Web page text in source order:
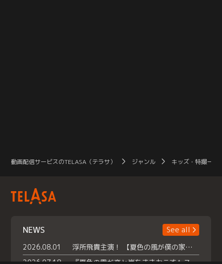
動画配信サービスのTELASA（テラサ） ジャンル キッズ・特撮一覧
NEWS
See all
2026.08.01
浮所飛貴主演！ 【夏色の風が僕の家にやってきた】 本日よりテラサで独占配信スタート！